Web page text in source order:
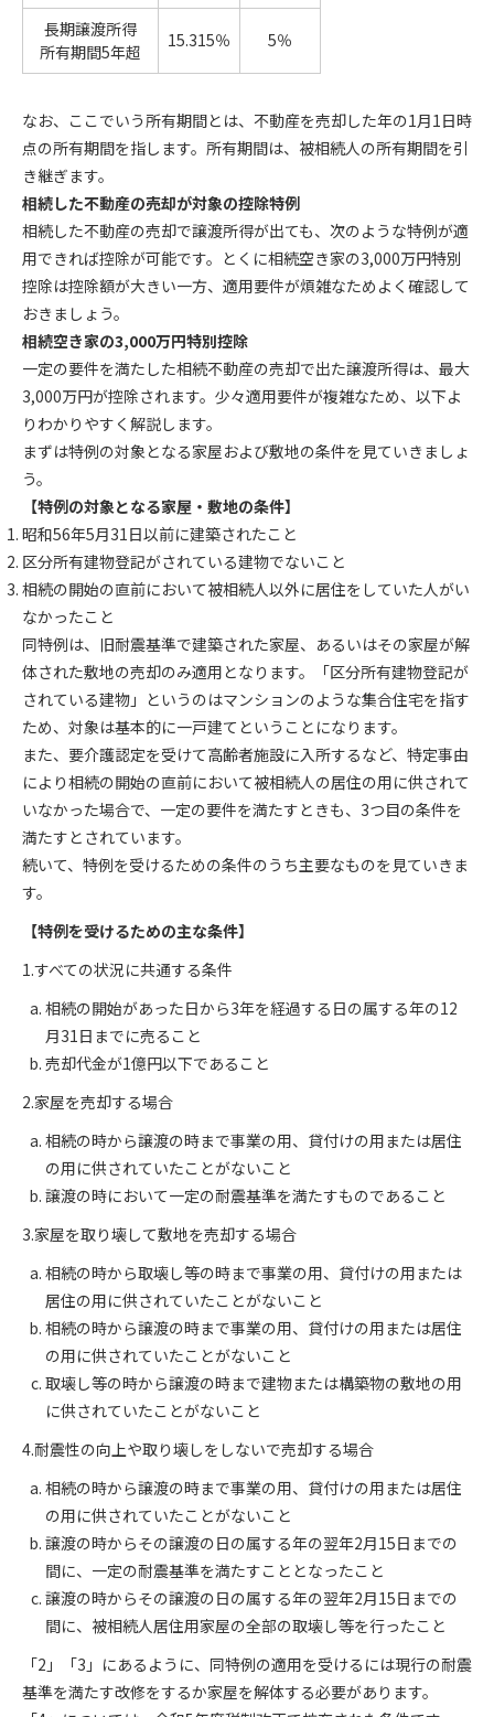
長期譲渡所得
所有期間5年超
15.315％ 5％
なお、ここでいう所有期間とは、不動産を売却した年の1月1日時
点の所有期間を指します。所有期間は、被相続人の所有期間を引
き継ぎます。
相続した不動産の売却が対象の控除特例
相続した不動産の売却で譲渡所得が出ても、次のような特例が適
用できれば控除が可能です。とくに相続空き家の3,000万円特別
控除は控除額が大きい一方、適用要件が煩雑なためよく確認して
おきましょう。
相続空き家の3,000万円特別控除
一定の要件を満たした相続不動産の売却で出た譲渡所得は、最大
3,000万円が控除されます。少々適用要件が複雑なため、以下よ
りわかりやすく解説します。
まずは特例の対象となる家屋および敷地の条件を見ていきましょ
う。
【特例の対象となる家屋・敷地の条件】
昭和56年5月31日以前に建築されたこと
区分所有建物登記がされている建物でないこと
相続の開始の直前において被相続人以外に居住をしていた人がい
なかったこと
同特例は、旧耐震基準で建築された家屋、あるいはその家屋が解
体された敷地の売却のみ適用となります。「区分所有建物登記が
されている建物」というのはマンションのような集合住宅を指す
ため、対象は基本的に一戸建てということになります。
また、要介護認定を受けて高齢者施設に入所するなど、特定事由
により相続の開始の直前において被相続人の居住の用に供されて
いなかった場合で、一定の要件を満たすときも、3つ目の条件を
満たすとされています。
続いて、特例を受けるための条件のうち主要なものを見ていきま
す。
【特例を受けるための主な条件】
1.すべての状況に共通する条件
相続の開始があった日から3年を経過する日の属する年の12
月31日までに売ること
売却代金が1億円以下であること
2.家屋を売却する場合
相続の時から譲渡の時まで事業の用、貸付けの用または居住
の用に供されていたことがないこと
譲渡の時において一定の耐震基準を満たすものであること
3.家屋を取り壊して敷地を売却する場合
相続の時から取壊し等の時まで事業の用、貸付けの用または
居住の用に供されていたことがないこと
相続の時から譲渡の時まで事業の用、貸付けの用または居住
の用に供されていたことがないこと
取壊し等の時から譲渡の時まで建物または構築物の敷地の用
に供されていたことがないこと
4.耐震性の向上や取り壊しをしないで売却する場合
相続の時から譲渡の時まで事業の用、貸付けの用または居住
の用に供されていたことがないこと
譲渡の時からその譲渡の日の属する年の翌年2月15日までの
間に、一定の耐震基準を満たすこととなったこと
譲渡の時からその譲渡の日の属する年の翌年2月15日までの
間に、被相続人居住用家屋の全部の取壊し等を行ったこと
「2」「3」にあるように、同特例の適用を受けるには現行の耐震
基準を満たす改修をするか家屋を解体する必要があります。